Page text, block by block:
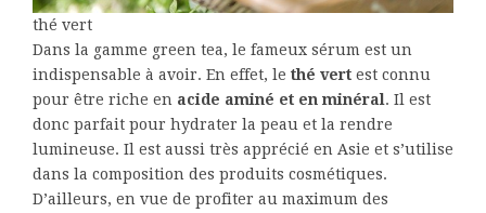
thé vert
Dans la gamme green tea, le fameux sérum est un
indispensable à avoir. En effet, le thé vert est connu
pour être riche en acide aminé et en minéral . Il est
donc parfait pour hydrater la peau et la rendre
lumineuse. Il est aussi très apprécié en Asie et s’utilise
dans la composition des produits cosmétiques.
D’ailleurs, en vue de profiter au maximum des